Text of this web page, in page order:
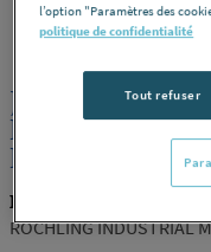
ROCHLING
JONC
EXTRUDE 90
MAXEVILLE
ROCHLING PRODUIT-
ROCHLING INDUSTRIAL
l’option "Paramètres des
politique de confidentialité
Tout refuser